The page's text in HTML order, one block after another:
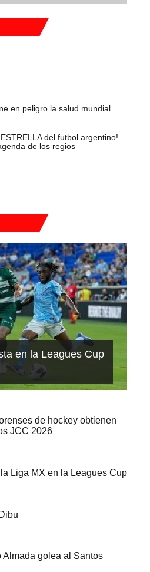
en peligro la salud mundial
del futbol argentino!
de los regios
en la Leagues Cup
de hockey obtienen
JCC 2026
Liga MX en la Leagues Cup
golea al Santos